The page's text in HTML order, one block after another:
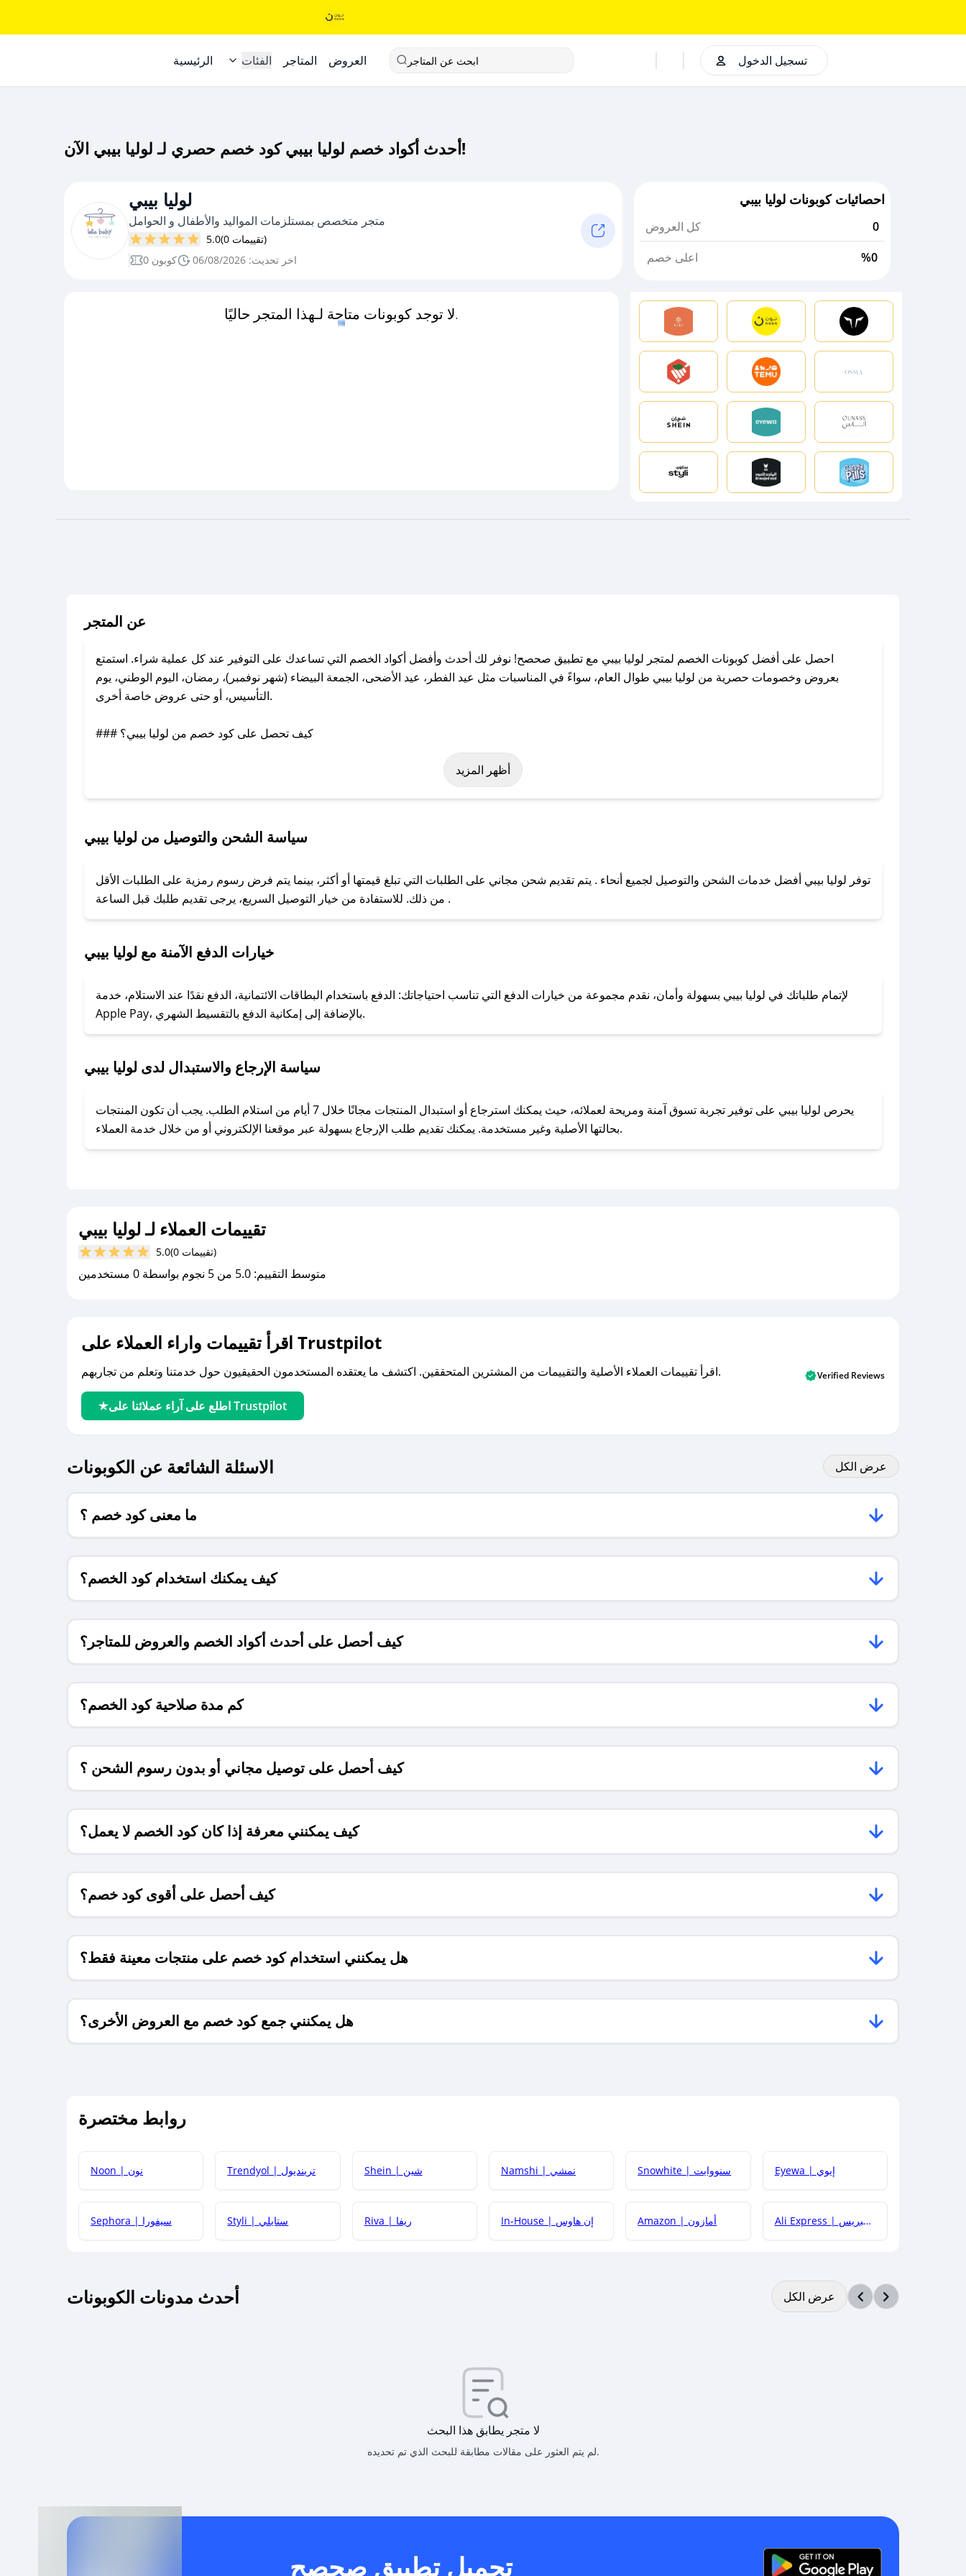
الرئيسية الفئات المتاجر العروض ابحث عن المتاجر تسجيل الدخول
أحدث أكواد خصم لوليا بيبي كود خصم حصري لـ لوليا بيبي الآن!
لوليا بيبي
متجر متخصص بمستلزمات المواليد والأطفال و الحوامل
5.0
(0 تقييمات)
0 كوبون
اخر تحديث: 06/08/2026
احصائيات كوبونات لوليا بيبي
كل العروض
0
اعلى خصم
%0
لا توجد كوبونات متاحة لـهذا المتجر حاليًا.
عن المتجر
احصل على أفضل كوبونات الخصم لمتجر لوليا بيبي مع تطبيق صحصح! نوفر لك أحدث وأفضل أكواد الخصم التي تساعدك على التوفير عند كل عملية شراء. استمتع
بعروض وخصومات حصرية من لوليا بيبي طوال العام، سواءً في المناسبات مثل عيد الفطر، عيد الأضحى، الجمعة البيضاء (شهر نوفمبر)، رمضان، اليوم الوطني، يوم
التأسيس، أو حتى عروض خاصة أخرى.
### كيف تحصل على كود خصم من لوليا بيبي؟
باستخدام تطبيق صحصح، يمكنك العثور بسهولة على كود خصم لوليا بيبي. وفي حال عدم توفر الكوبون، تواصل معنا عبر تويتر أو البريد الإلكتروني لإضافته بسرعة.
لا تقلق! يمكنك التواصل مع فريق دعم صحصح عبر الرسائل الخاصة على تويتر أو البريد الإلكتروني، وسنقوم بحل المشكلة في أسرع وقت ممكن.
### ماذا أفعل إذا لم أجد كود خصم لمتجري المفضل؟
للحصول على كوبونات وخصومات حصرية، قم بما يلي:
- اضغط على أيقونة متابعة لمتجر لوليا بيبي في تطبيق صحصح.
- تابع حسابنا الرسمي على تويتر وقم بتفعيل زر التنبيهات.
أظهر المزيد
سياسة الشحن والتوصيل من لوليا بيبي
توفر لوليا بيبي أفضل خدمات الشحن والتوصيل لجميع أنحاء . يتم تقديم شحن مجاني على الطلبات التي تبلغ قيمتها أو أكثر، بينما يتم فرض رسوم رمزية على الطلبات الأقل
من ذلك. للاستفادة من خيار التوصيل السريع، يرجى تقديم طلبك قبل الساعة .
خيارات الدفع الآمنة مع لوليا بيبي
لإتمام طلباتك في لوليا بيبي بسهولة وأمان، نقدم مجموعة من خيارات الدفع التي تناسب احتياجاتك: الدفع باستخدام البطاقات الائتمانية، الدفع نقدًا عند الاستلام، خدمة
Apple Pay، بالإضافة إلى إمكانية الدفع بالتقسيط الشهري.
سياسة الإرجاع والاستبدال لدى لوليا بيبي
يحرص لوليا بيبي على توفير تجربة تسوق آمنة ومريحة لعملائه، حيث يمكنك استرجاع أو استبدال المنتجات مجانًا خلال 7 أيام من استلام الطلب. يجب أن تكون المنتجات
بحالتها الأصلية وغير مستخدمة. يمكنك تقديم طلب الإرجاع بسهولة عبر موقعنا الإلكتروني أو من خلال خدمة العملاء.
تقييمات العملاء لـ لوليا بيبي
5.0 (0 تقييمات)
متوسط التقييم: 5.0 من 5 نجوم بواسطة 0 مستخدمين
اقرأ تقييمات واراء العملاء على Trustpilot
اقرأ تقييمات العملاء الأصلية والتقييمات من المشترين المتحققين. اكتشف ما يعتقده المستخدمون الحقيقيون حول خدمتنا وتعلم من تجاربهم.
اطلع على آراء عملائنا على Trustpilot
Verified Reviews
الاسئلة الشائعة عن الكوبونات عرض الكل
ما معنى كود خصم ؟
كيف يمكنك استخدام كود الخصم؟
كيف أحصل على أحدث أكواد الخصم والعروض للمتاجر؟
كم مدة صلاحية كود الخصم؟
كيف أحصل على توصيل مجاني أو بدون رسوم الشحن ؟
كيف يمكنني معرفة إذا كان كود الخصم لا يعمل؟
كيف أحصل على أقوى كود خصم؟
هل يمكنني استخدام كود خصم على منتجات معينة فقط؟
هل يمكنني جمع كود خصم مع العروض الأخرى؟
روابط مختصرة
Noon | نون Trendyol | ترينديول Shein | شين Namshi | نمشي Snowhite | سنووايت Eyewa | إيوي
Sephora | سيفورا Styli | ستايلي Riva | ريفا In-House | إن هاوس Amazon | أمازون Ali Express | علي إكسبريس
أحدث مدونات الكوبونات عرض الكل
لا متجر يطابق هذا البحث
لم يتم العثور على مقالات مطابقة للبحث الذي تم تحديده.
تحميل تطبيق صحصح